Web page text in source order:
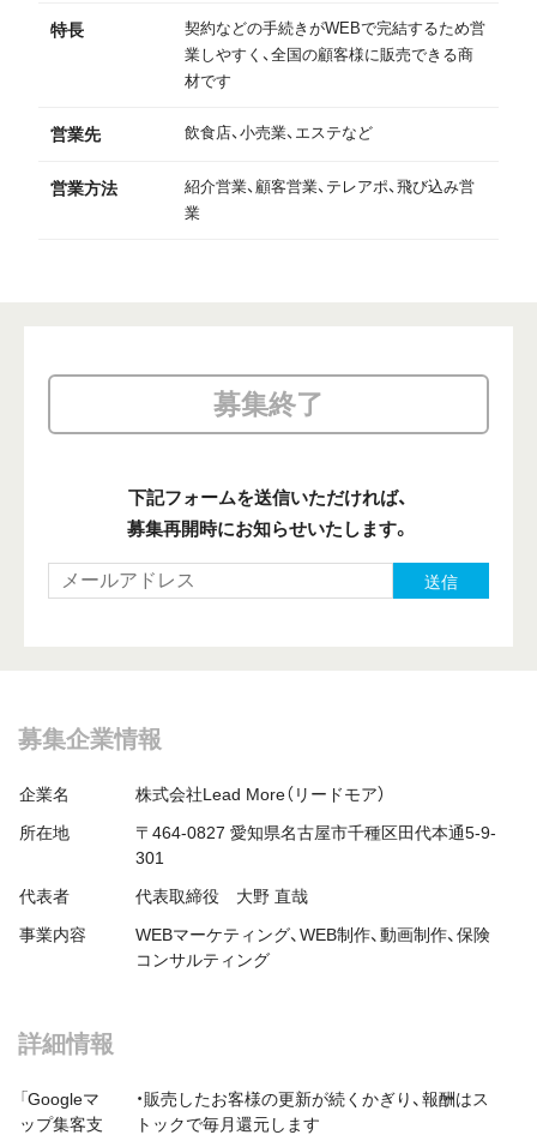
特長
契約などの手続きがWEBで完結するため営
業しやすく、全国の顧客様に販売できる商
材です
営業先 飲食店、小売業、エステなど
営業方法
紹介営業、顧客営業、テレアポ、飛び込み営
業
募集終了
下記フォームを送信いただければ、
募集再開時にお知らせいたします。
送信
募集企業情報
企業名
株式会社Lead More（リードモア）
所在地
〒464-0827 愛知県名古屋市千種区田代本通5-9-
301
代表者
代表取締役 大野 直哉
事業内容
WEBマーケティング、WEB制作、動画制作、保険
コンサルティング
詳細情報
「Googleマ
ップ集客支
・販売したお客様の更新が続くかぎり、報酬はス
トックで毎⽉還元します